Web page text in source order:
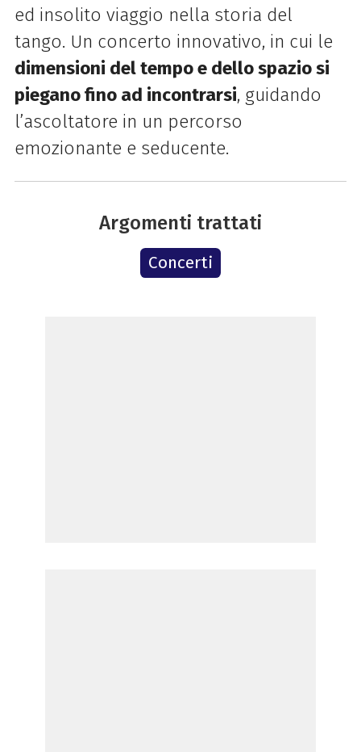
ed insolito viaggio nella storia del
tango. Un concerto innovativo, in cui le
dimensioni del tempo e dello spazio si
piegano fino ad incontrarsi, guidando
l’ascoltatore in un percorso
emozionante e seducente.
Argomenti trattati
Concerti